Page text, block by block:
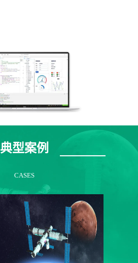
典型案例
CASES